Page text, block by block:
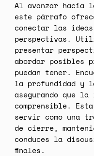
Al avanzar hacia
este párrafo
conectar las
perspectivas.
presentar
abordar posibles
puedan tener.
la profundidad y
asegurando que
comprensible.
servir como una
de cierre,
conduces la
finales.